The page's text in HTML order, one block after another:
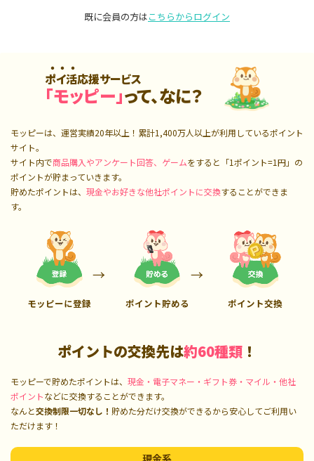
既に会員の方はこちらからログイン
ポイ活応援サービス
「モッピー」って、なに？
モッピーは、運営実績20年以上！累計1,400万人以上が利用しているポイント
サイト。
サイト内で商品購入やアンケート回答、ゲームをすると「1ポイント=1円」の
ポイントが貯まっていきます。
貯めたポイントは、 現金やお好きな他社ポイントに交換することができま
す。
モッピーに登録 ポイント貯める ポイント交換
ポイントの交換先は約60種類 ！
モッピーで貯めたポイントは、 現金・電子マネー・ギフト券・マイル・他社
ポイントなどに交換することができます。
なんと交換制限一切なし！ 貯めた分だけ交換ができるから安心してご利用い
ただけます！
現金系